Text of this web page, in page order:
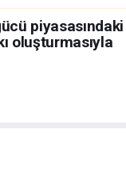
piyasasındaki
oluşturmasıyla